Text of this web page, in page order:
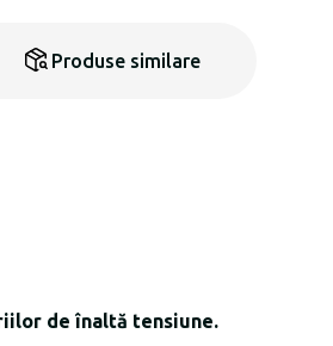
Produse similare
de înaltă tensiune.